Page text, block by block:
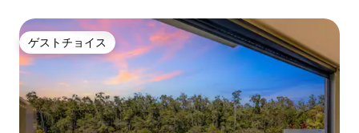
ゲストチョイス
ゲストチョイス